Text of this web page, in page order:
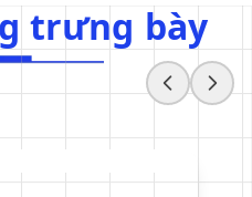
trưng bày
g trưng bày